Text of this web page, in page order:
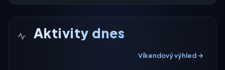
Aktivity dnes
Víkendový výhled →